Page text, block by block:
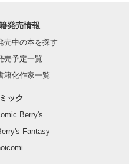
ど…。
と飲みに行くことになった。
て行ってくれて
発売情報
売中の本を探す
売予定一覧
籍化作家一覧
ック
Berry's
Fantasy